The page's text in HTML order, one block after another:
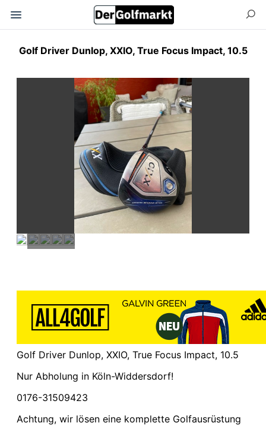
Golf Driver Dunlop, XXIO, True Focus Impact, 10.5
Golf Driver Dunlop, XXIO, True Focus Impact, 10.5
Nur Abholung in Köln-Widdersdorf!
0176-31509423
Achtung, wir lösen eine komplette Golfausrüstung